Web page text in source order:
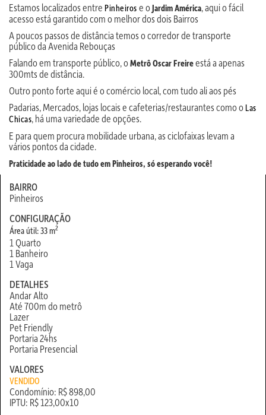
Estamos localizados entre Pinheiros e oJardim América, aqui o fácil
acesso está garantido com o melhor dos dois Bairros
A poucos passos de distância temos o corredor de transporte
público da Avenida Rebouças
Falando em transporte público, oMetrô Oscar Freireestá a apenas
300mts de distância.
Outro ponto forte aqui é o comércio local, com tudo ali aos pés
Padarias, Mercados, lojas locais e cafeterias/restaurantes como o Las
Chicas, há uma variedade de opções.
E para quem procura mobilidade urbana, as ciclofaixas levam a
vários pontos da cidade.
Praticidade ao lado de tudo em Pinheiros, só esperando você!
BAIRRO
Pinheiros
CONFIGURAÇÃO
Área útil: 33 m2
1 Quarto
1 Banheiro
1 Vaga
DETALHES
Andar Alto
Até 700m do metrô
Lazer
Pet Friendly
Portaria 24hs
Portaria Presencial
VALORES
VENDIDO
Condomínio: R$ 898,00
IPTU: R$ 123,00x10